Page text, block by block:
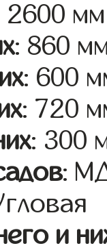
2600 мм
: 860
: 600
: 720
: 300
:
и